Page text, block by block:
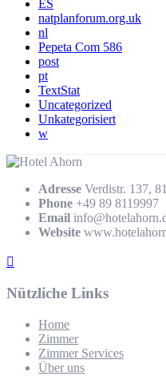
ES
natplanforum.org.uk
nl
Pepeta Com 586
post
pt
TextStat
Uncategorized
Unkategorisiert
w
Adresse Verdistr. 137,
Phone +49 89 8119997
Email
Website
Nützliche Links
Home
Zimmer
Zimmer Services
Über uns